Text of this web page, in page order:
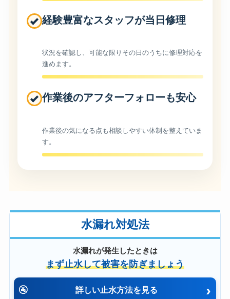
経験豊富なスタッフが当日修理
状況を確認し、可能な限りその日のうちに修理対応を
進めます。
作業後のアフターフォローも安心
作業後の気になる点も相談しやすい体制を整えていま
す。
水漏れ対処法
水漏れが発生したときは
まず止水して被害を防ぎましょう
🚰 詳しい止水方法を見る ›